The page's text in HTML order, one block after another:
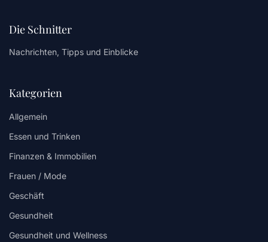
Die Schnitter
Nachrichten, Tipps und Einblicke
Kategorien
Allgemein
Essen und Trinken
Finanzen & Immobilien
Frauen / Mode
Geschäft
Gesundheit
Gesundheit und Wellness